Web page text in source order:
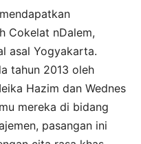
Cokelat nDalem,
asal Yogyakarta.
tahun 2013 oleh
Hazim dan Wednes
mereka di bidang
pasangan ini